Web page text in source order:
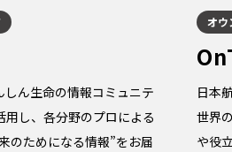
ん生命の情報コミュニテ
用し、各分野のプロによる
のためになる情報”をお届
オウ
日本
世界
や役